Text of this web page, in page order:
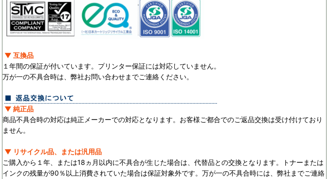
▼ 互換品
１年間の保証が付いています。プリンター保証には対応していません。
万が一の不具合時は、弊社お問い合わせまでご連絡ください。
▼ 純正品
商品不具合時の対応は純正メーカーでの対応となります。お客様ご都合でのご返品交換は受け付けており
ません。
▼ リサイクル品、または汎用品
ご購入から１年、または18ヵ月以内に不具合が生じた場合は、代替品との交換となります。トナーまたは
インクの残量が90％以上消費されていた場合は保証対象外です。万が一の不具合時には、弊社までご連絡